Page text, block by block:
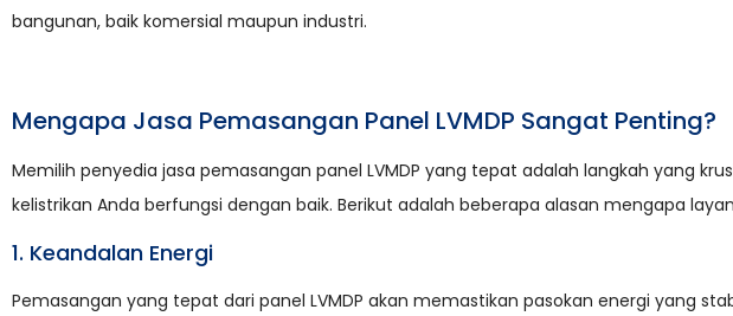
bangunan, baik komersial maupun industri.
Mengapa Jasa Pemasangan Panel LVMDP Sangat Penting?
Memilih penyedia jasa pemasangan panel LVMDP yang tepat adalah langkah yang
kelistrikan Anda berfungsi dengan baik. Berikut adalah beberapa alasan mengapa
1. Keandalan Energi
Pemasangan yang tepat dari panel LVMDP akan memastikan pasokan energi yang